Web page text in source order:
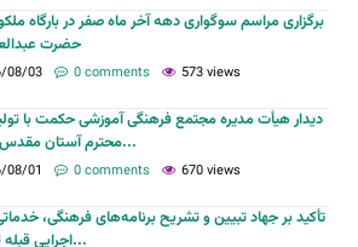
برگزاری مراسم سوگواری دهه آخر ماه صفر در بارگاه
حضرت
08/03 0 comments 573 views
دیدار هیأت مدیره مجتمع فرهنگی آموزشی حکمت با
محترم آستان مقدس حضرت...
08/01 0 comments 670 views
تأکید بر جهاد تبیین و تشریح برنامه‌های فرهنگی،
اجرایی قبله تهران در...